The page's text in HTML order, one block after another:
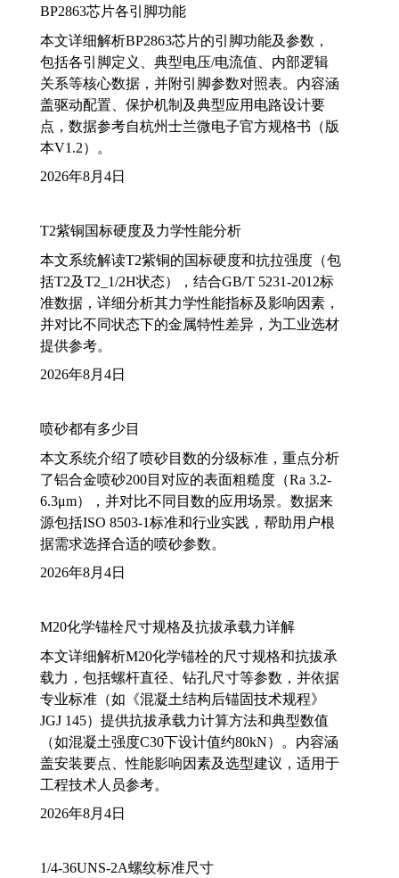
BP2863芯片各引脚功能
本文详细解析BP2863芯片的引脚功能及参数，
包括各引脚定义、典型电压/电流值、内部逻辑
关系等核心数据，并附引脚参数对照表。内容涵
盖驱动配置、保护机制及典型应用电路设计要
点，数据参考自杭州士兰微电子官方规格书（版
本V1.2）。
2026年8月4日
T2紫铜国标硬度及力学性能分析
本文系统解读T2紫铜的国标硬度和抗拉强度（包
括T2及T2_1/2H状态），结合GB/T 5231-2012标
准数据，详细分析其力学性能指标及影响因素，
并对比不同状态下的金属特性差异，为工业选材
提供参考。
2026年8月4日
喷砂都有多少目
本文系统介绍了喷砂目数的分级标准，重点分析
了铝合金喷砂200目对应的表面粗糙度（Ra 3.2-
6.3μm），并对比不同目数的应用场景。数据来
源包括ISO 8503-1标准和行业实践，帮助用户根
据需求选择合适的喷砂参数。
2026年8月4日
M20化学锚栓尺寸规格及抗拔承载力详解
本文详细解析M20化学锚栓的尺寸规格和抗拔承
载力，包括螺杆直径、钻孔尺寸等参数，并依据
专业标准（如《混凝土结构后锚固技术规程》
JGJ 145）提供抗拔承载力计算方法和典型数值
（如混凝土强度C30下设计值约80kN）。内容涵
盖安装要点、性能影响因素及选型建议，适用于
工程技术人员参考。
2026年8月4日
1/4-36UNS-2A螺纹标准尺寸